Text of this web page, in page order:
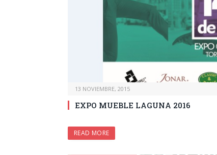
13 NOVIEMBRE, 2015
EXPO MUEBLE LAGUNA 2016
READ MORE